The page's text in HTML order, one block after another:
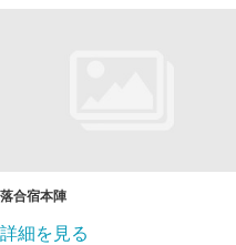
落合宿本陣
詳細を見る